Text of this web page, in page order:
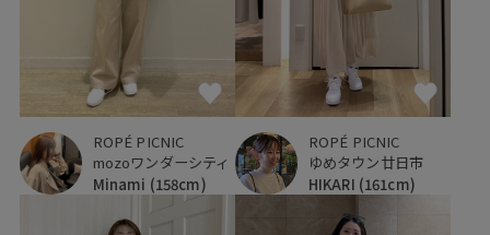
ROPÉ PICNIC
mozoワンダーシティ
Minami (158cm)
ROPÉ PICNIC
ゆめタウン廿日市
HIKARI (161cm)